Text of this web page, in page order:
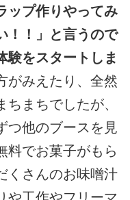
ップ作りやってみ
！！」と言うので
験をスタートしま
がみえたり、全然
まちでしたが、
つ他のブースを見
料でお菓子がもら
くさんのお味噌汁